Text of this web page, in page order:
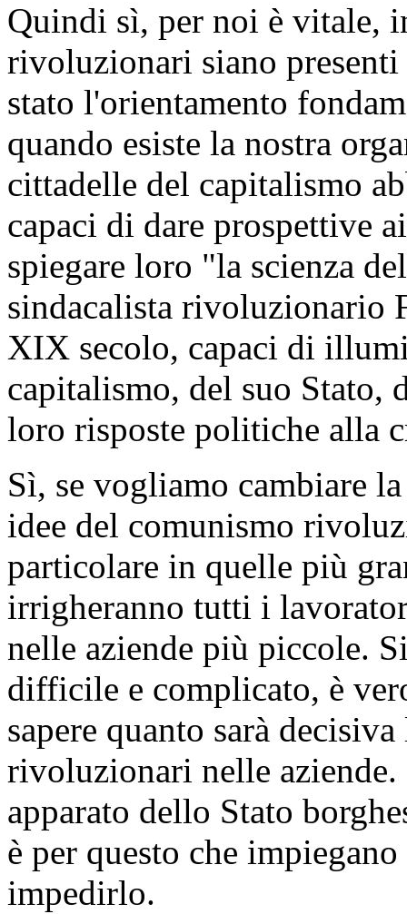
Quindi sì, per noi è vitale,
rivoluzionari siano presenti
stato l'orientamento
quando esiste la nostra
cittadelle del capitalismo
capaci di dare prospettive
spiegare loro "la scienza
sindacalista rivoluzionario
XIX secolo, capaci di
capitalismo, del suo Stato,
loro risposte politiche alla
Sì, se vogliamo cambiare
idee del comunismo
particolare in quelle più
irrigheranno tutti i
nelle aziende più piccole.
difficile e complicato, è
sapere quanto sarà
rivoluzionari nelle
apparato dello Stato
è per questo che
impedirlo.